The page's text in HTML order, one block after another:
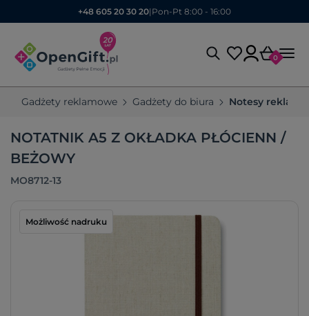
+48 605 20 30 20| Pon-Pt 8:00 - 16:00
0
Gadżety reklamowe Gadżety do biura Notesy
NOTATNIK A5 Z OKŁADKA PŁÓCIENN /
BEŻOWY
MO8712-13
Możliwość nadruku